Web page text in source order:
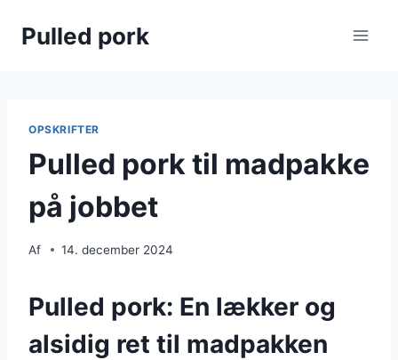
Pulled pork
OPSKRIFTER
Pulled pork til madpakke
på jobbet
Af 14. december 2024
Pulled pork: En lækker og
alsidig ret til madpakken